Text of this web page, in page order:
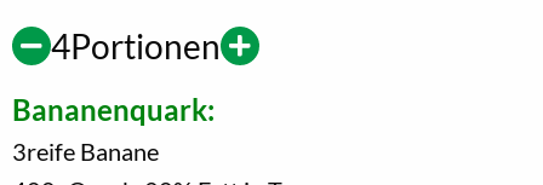
4Portionen
Bananenquark:
3reife Banane